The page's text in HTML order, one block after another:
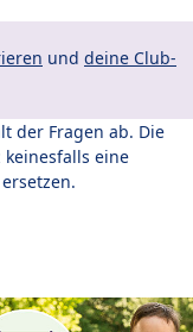
und deine Club-
der Fragen ab. Die
eine